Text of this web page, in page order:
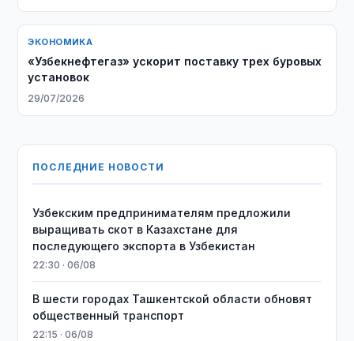
ЭКОНОМИКА
«Узбекнефтегаз» ускорит поставку трех буровых
установок
29/07/2026
ПОСЛЕДНИЕ НОВОСТИ
Узбекским предпринимателям предложили
выращивать скот в Казахстане для
последующего экспорта в Узбекистан
22:30 · 06/08
В шести городах Ташкентской области обновят
общественный транспорт
22:15 · 06/08